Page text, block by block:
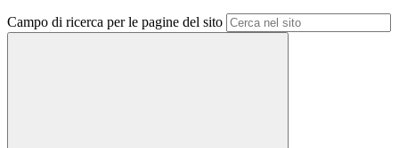
Campo di ricerca per le pagine del sito